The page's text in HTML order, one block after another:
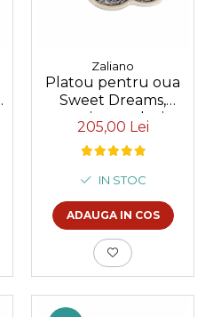
Zaliano
Platou pentru oua
Sweet Dreams,
ceramica smaltuita,
pictat manual, 24,0
cm
205,00 Lei
IN STOC
ADAUGA IN COS